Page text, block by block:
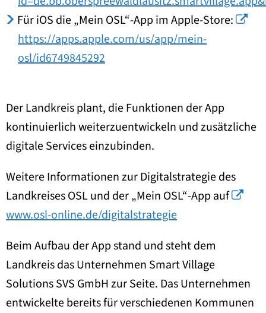
Für iOS die „Mein OSL“-App im Apple-Store:
https://apps.apple.com/us/app/mein-
osl/id6749845292
Der Landkreis plant, die Funktionen der App
kontinuierlich weiterzuentwickeln und zusätzliche
digitale Services einzubinden.
Weitere Informationen zur Digitalstrategie des
Landkreises OSL und der „Mein OSL“-App auf
www.osl-online.de/digitalstrategie
Beim Aufbau der App stand und steht dem
Landkreis das Unternehmen Smart Village
Solutions SVS GmbH zur Seite. Das Unternehmen
entwickelte bereits für verschiedenen Kommunen